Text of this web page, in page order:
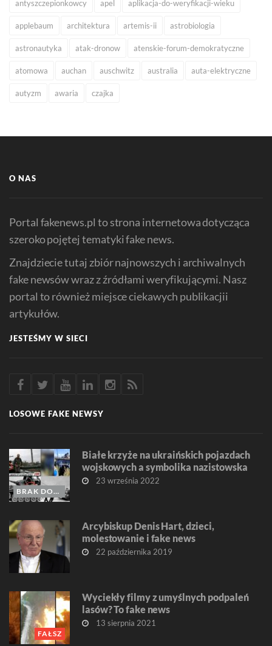
antyszczepionkowcy apel aplikacja-do-weryfikacji-wieku
applebaum architektura artemis-ii astrobiologia
astronautyka atak-dronow atenskie-forum-demokratyczne
atomowa auchan auschwitz australia auta-elektryczne
autyzm awaria czajka
O NAS
Portal fakenews.pl to strona internetowa dotycząca
szeroko pojętej tematyki fake news.
Znajdziecie tutaj zbiór najnowszych i archiwalnych
fake newsów wraz z źródłami weryfikującymi. Nasz
portal to również miejsce ciekawych publikacjii
artykułów.
JESTEŚMY W SIECI
LOSOWE FAKE NEWSY
BRAK DOWODÓW
Białe krzyże na ukraińskich pojazdach
wojskowych a symbolika nazistowska
23 września 2022
Arcybiskup Denis Hart, dzieci,
molestowanie i fake news
22 października 2019
FAŁSZ
Wyciekły filmy z umyślnych podpaleń
lasów? To fake news
13 sierpnia 2021